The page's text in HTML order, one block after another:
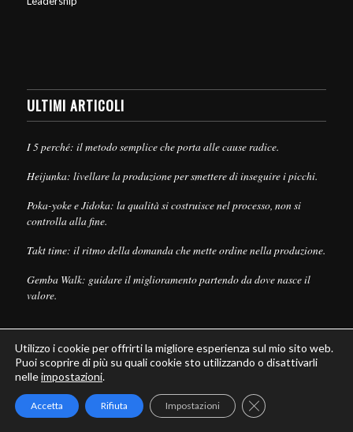
ULTIMI ARTICOLI
I 5 perché: il metodo semplice che porta alle cause radice.
Heijunka: livellare la produzione per smettere di inseguire i picchi.
Poka-yoke e Jidoka: la qualità si costruisce nel processo, non si
controlla alla fine.
Takt time: il ritmo della domanda che mette ordine nella produzione.
Gemba Walk: guidare il miglioramento partendo da dove nasce il
valore.
© Copyright - Leanpull - Inbound Marketing byMaria Cristina Pizzato
Utilizzo i cookie per offrirti la migliore esperienza sul mio sito web.
Puoi scoprire di più su quali cookie sto utilizzando o disattivarli
nelleimpostazioni.
Accetta Rifiuta Impostazioni Close GDPR